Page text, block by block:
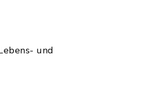
und